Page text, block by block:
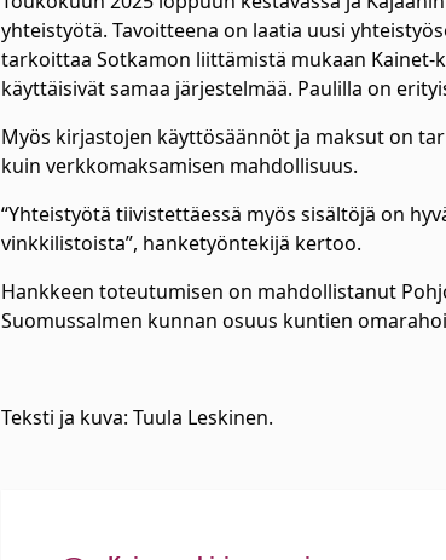
yhteistyötä. Tavoitteena on laatia uusi
tarkoittaa Sotkamon liittämistä mukaan
käyttäisivät samaa järjestelmää. Paulilla on
Myös kirjastojen käyttösäännöt ja maksut on
kuin verkkomaksamisen mahdollisuus.
“Yhteistyötä tiivistettäessä myös sisältöjä on
vinkkilistoista”, hanketyöntekijä kertoo.
Hankkeen toteutumisen on mahdollistanut
Suomussalmen kunnan osuus kuntien
Teksti ja kuva: Tuula Leskinen.